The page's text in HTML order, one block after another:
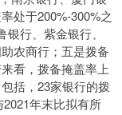
处于200%-300%之
行、紫金银行、
农商行；五是拨备
看，拨备掩盖率上
括，23家银行的拨
年末比拟有所